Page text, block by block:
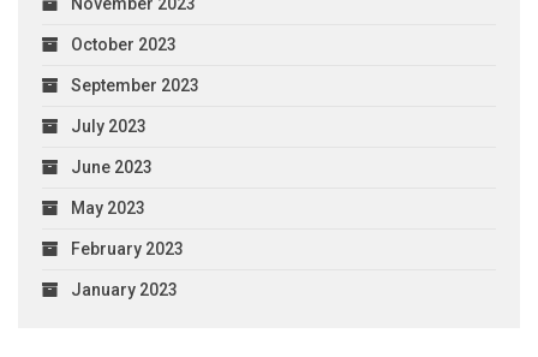
October 2023
September 2023
July 2023
June 2023
May 2023
February 2023
January 2023